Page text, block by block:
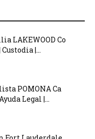
LAKEWOOD Co
|...
POMONA Ca
Legal |...